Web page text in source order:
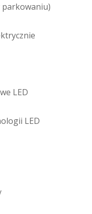
parkowaniu)
ktrycznie
we LED
ologii LED